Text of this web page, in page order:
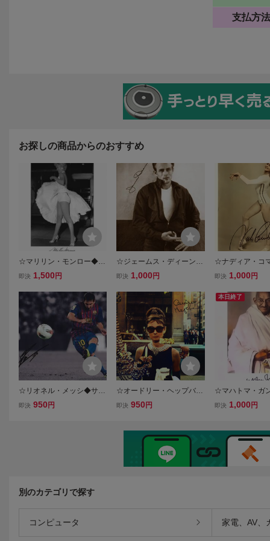
お探しの商品からのおすすめ
☆マリリン・モンロー◆サ
イン入りフォトBB56◆2枚
即決 1,500 円
☆ジェームス・ディーン◆
サイン入りフォト◆25x20
即決 1,000 円
☆ナディア・コ
イン入りフォト
即決 1,000 円
☆リオネル・メッシ◆サイ
ン入りフォト◆25x20cm☆
即決 950円
☆オードリー・ヘップバー
ン◆サイン入りフォト◆25
即決 950円
本日終了
☆マハトマ・ガ
イン入りフォト
即決 1,000円
別のカテゴリで探す
コンピュータ 家電、AV、